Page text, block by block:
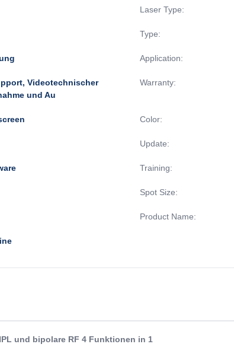
Laser Type:
Type:
Application:
Videotechnischer
und Au
Warranty:
Color:
Update:
Training:
Spot Size:
Product Name:
und bipolare RF 4 Funktionen in 1